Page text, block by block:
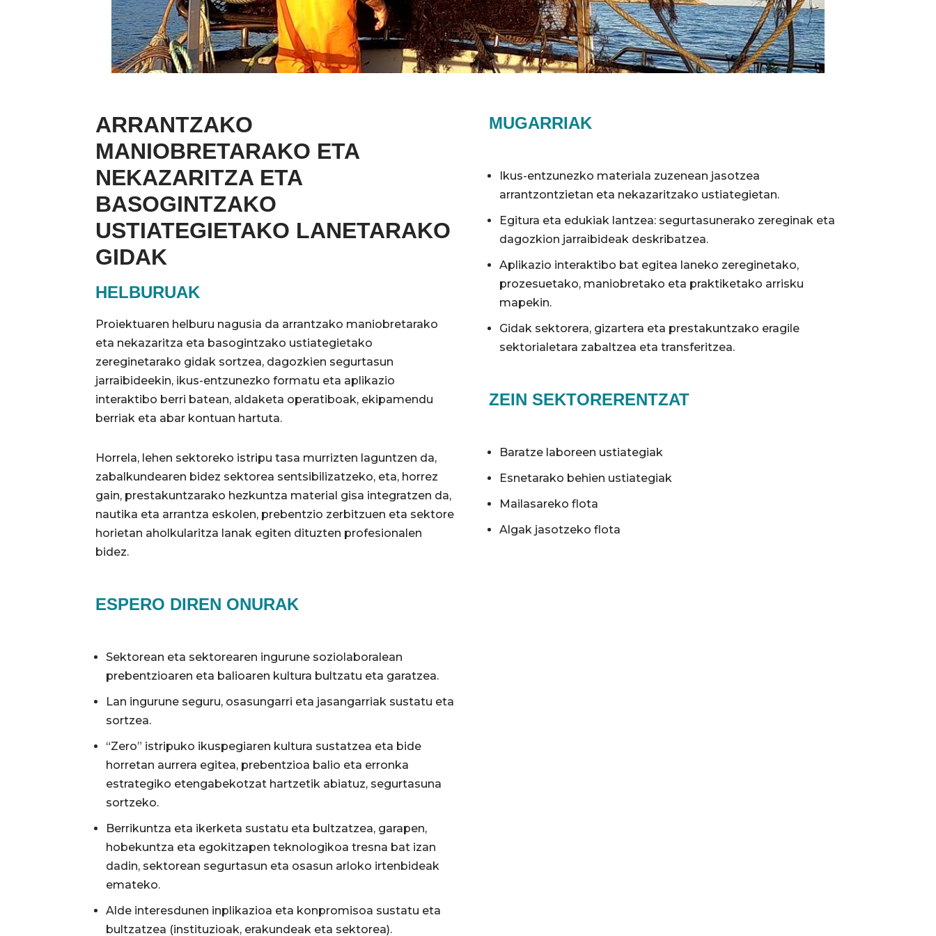
ARRANTZAKO
MANIOBRETARAKO ETA
NEKAZARITZA ETA
BASOGINTZAKO
USTIATEGIETAKO LANETARAKO
GIDAK
HELBURUAK
Proiektuaren helburu nagusia da arrantzako maniobretarako
eta nekazaritza eta basogintzako ustiategietako
zereginetarako gidak sortzea, dagozkien segurtasun
jarraibideekin, ikus-entzunezko formatu eta aplikazio
interaktibo berri batean, aldaketa operatiboak, ekipamendu
berriak eta abar kontuan hartuta.
Horrela, lehen sektoreko istripu tasa murrizten laguntzen da,
zabalkundearen bidez sektorea sentsibilizatzeko, eta, horrez
gain, prestakuntzarako hezkuntza material gisa integratzen da,
nautika eta arrantza eskolen, prebentzio zerbitzuen eta sektore
horietan aholkularitza lanak egiten dituzten profesionalen
bidez.
ESPERO DIREN ONURAK
Sektorean eta sektorearen ingurune soziolaboralean
prebentzioaren eta balioaren kultura bultzatu eta garatzea.
Lan ingurune seguru, osasungarri eta jasangarriak sustatu eta
sortzea.
“Zero” istripuko ikuspegiaren kultura sustatzea eta bide
horretan aurrera egitea, prebentzioa balio eta erronka
estrategiko etengabekotzat hartzetik abiatuz, segurtasuna
sortzeko.
Berrikuntza eta ikerketa sustatu eta bultzatzea, garapen,
hobekuntza eta egokitzapen teknologikoa tresna bat izan
dadin, sektorean segurtasun eta osasun arloko irtenbideak
emateko.
Alde interesdunen inplikazioa eta konpromisoa sustatu eta
bultzatzea (instituzioak, erakundeak eta sektorea).
MUGARRIAK
Ikus-entzunezko materiala zuzenean jasotzea
arrantzontzietan eta nekazaritzako ustiategietan.
Egitura eta edukiak lantzea: segurtasunerako zereginak eta
dagozkion jarraibideak deskribatzea.
Aplikazio interaktibo bat egitea laneko zereginetako,
prozesuetako, maniobretako eta praktiketako arrisku
mapekin.
Gidak sektorera, gizartera eta prestakuntzako eragile
sektorialetara zabaltzea eta transferitzea.
ZEIN SEKTORERENTZAT
Baratze laboreen ustiategiak
Esnetarako behien ustiategiak
Mailasareko flota
Algak jasotzeko flota